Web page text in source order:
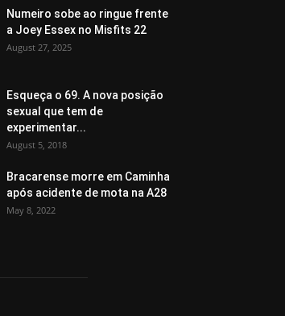
Numeiro sobe ao ringue frente
a Joey Essex no Misfits 22
August 27, 2025
Esqueça o 69. A nova posição
sexual que tem de
experimentar...
August 5, 2018
Bracarense morre em Caminha
após acidente de mota na A28
May 8, 2022